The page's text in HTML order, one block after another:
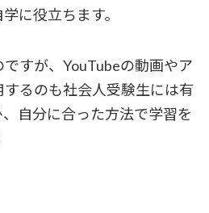
に役立ちます。
すが、YouTubeの動画やア
るのも社会人受験生には有
自分に合った方法で学習を